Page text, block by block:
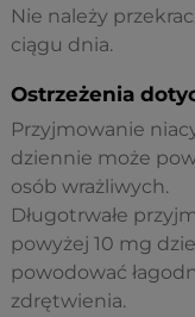
Nie należy
ciągu dnia.
Ostrzeżenia
Przyjmowanie
dziennie może
osób wrażliwych.
Długotrwałe
powyżej 10 mg
powodować
zdrętwienia.